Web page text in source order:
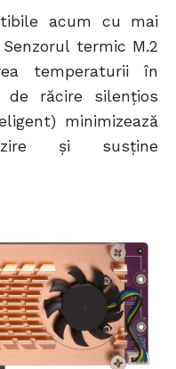
acum cu mai
termic M.2
temperaturii în
răcire silențios
minimizează
și susține